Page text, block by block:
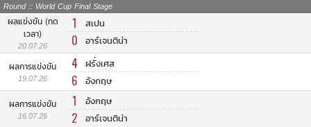
Round :: World Cup Final Stage
ผลแข่งขัน (ทด
เวลา)
20.07.26
1 สเปน
0 อาร์เจนติน่า
ผลการแข่งขัน
19.07.26
4 ฝรั่งเศส
6 อังกฤษ
ผลการแข่งขัน
16.07.26
1 อังกฤษ
2 อาร์เจนติน่า